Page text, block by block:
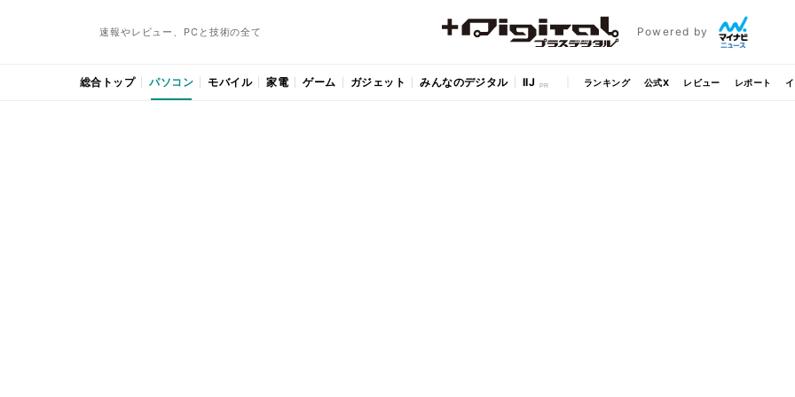
速報やレビュー、PCと技術の全て Powered by
総合トップ パソコン モバイル 家電 ゲーム ガジェット みんなのデジタル IIJ ランキング 公式X レビュー レポート